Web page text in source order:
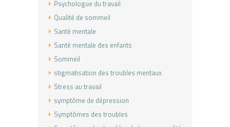
Psychologue du travail
Qualité de sommeil
Santé mentale
Santé mentale des enfants
Sommeil
stigmatisation des troubles mentaux
Stress au travail
symptôme de dépression
Symptômes des troubles